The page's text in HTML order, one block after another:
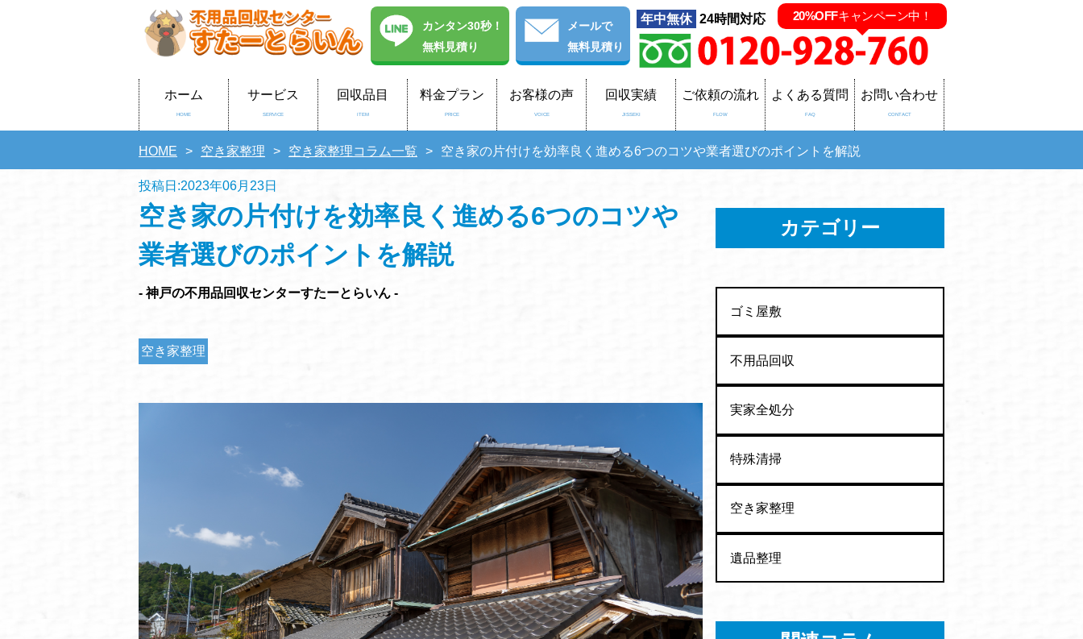
カンタン30秒！
無料見積り
メールで
無料見積り
年中無休 24時間対応 20%OFFキャンペーン中！
ホーム
HOME
サービス
SERVICE
回収品目
ITEM
料金プラン
PRICE
お客様の声
VOICE
回収実績
JISSEKI
ご依頼の流れ
FLOW
よくある質問
FAQ
お問い合わせ
CONTACT
HOME 空き家整理 空き家整理コラム一覧 空き家の片付けを効率良く進める6つのコツや業者選びのポイントを解説
投稿日:2023年06月23日
空き家の片付けを効率良く進める6つのコツや
業者選びのポイントを解説
- 神戸の不用品回収センターすたーとらいん -
空き家整理
カテゴリー
ゴミ屋敷
不用品回収
実家全処分
特殊清掃
空き家整理
遺品整理